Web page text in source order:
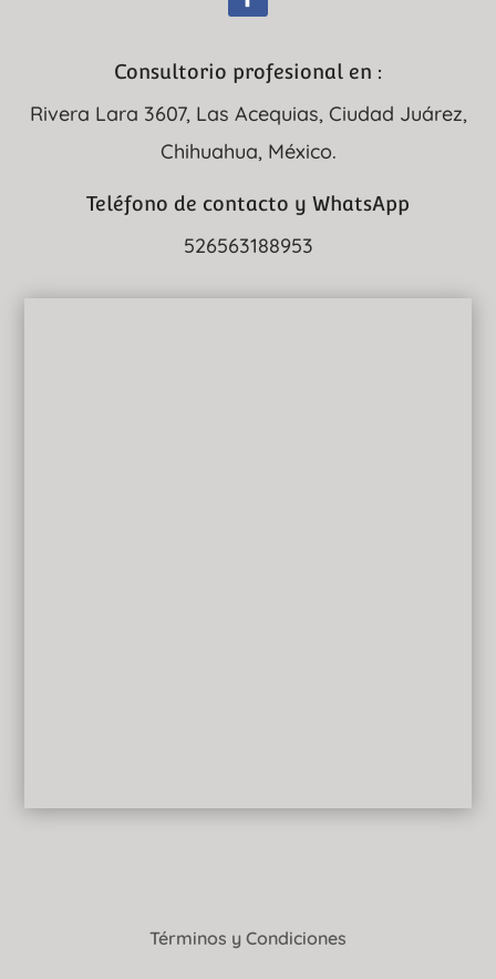
Consultorio profesional en :
Rivera Lara 3607, Las Acequias, Ciudad Juárez,
Chihuahua, México.
Teléfono de contacto y WhatsApp
526563188953
Términos y Condiciones